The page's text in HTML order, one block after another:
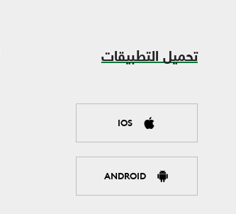
تحميل التطبيقات
IOS
ANDROID